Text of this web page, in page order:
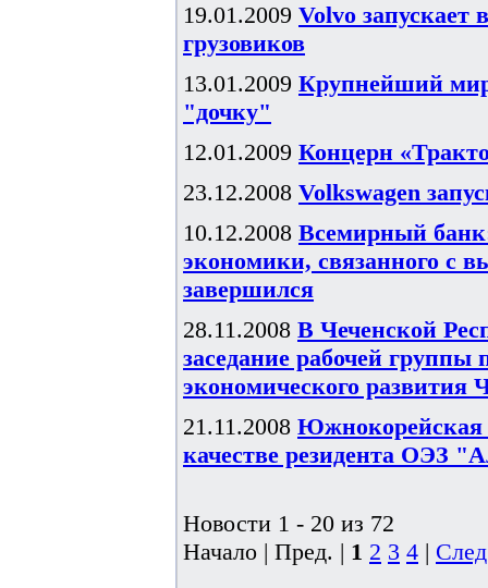
19.01.2009 Volvo запускает
грузовиков
13.01.2009 Крупнейший
"дочку"
12.01.2009 Концерн
23.12.2008 Volkswagen
10.12.2008 Всемирный
экономики, связанного с
завершился
28.11.2008 В Чеченской
заседание рабочей группы
экономического развития
21.11.2008 Южнокорейская
качестве резидента ОЭЗ
Новости 1 - 20 из 72
Начало | Пред. | 1 2 3 4 |